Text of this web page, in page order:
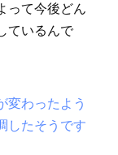
って今後どん
ているんで
わったよう
したそうです